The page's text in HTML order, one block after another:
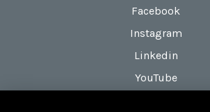
Facebook
Instagram
Linkedin
YouTube